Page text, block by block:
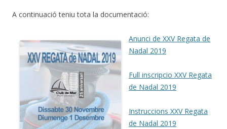
A continuació teniu tota la documentació:
Anunci de XXV Regata de
Nadal 2019
Full inscripcio XXV Regata
de Nadal 2019
Instruccions XXV Regata
de Nadal 2019